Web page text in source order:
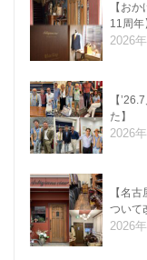
【お
11周年
2026
【
た】
2026
【名
ついて
2026